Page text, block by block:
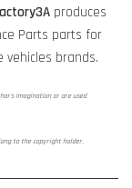
produces
Parts parts for
vehicles brands.
imagination or are used
to the copyright holder.